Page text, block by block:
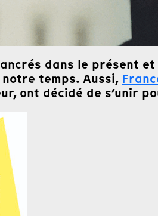
dans le présent
temps. Aussi,
ont décidé de s’unir